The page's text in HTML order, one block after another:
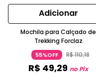
Adicionar
Mochila para Calçado de
Trekking Forclaz
55%OFF R$110,18
R$ 49,29 no Pix